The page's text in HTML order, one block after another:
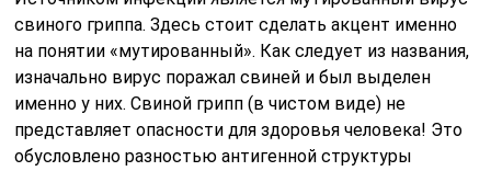
свиного гриппа. Здесь стоит сделать акцент именно
на понятии «мутированный». Как следует из названия,
изначально вирус поражал свиней и был выделен
именно у них. Свиной грипп (в чистом виде) не
представляет опасности для здоровья человека! Это
обусловлено разностью антигенной структуры